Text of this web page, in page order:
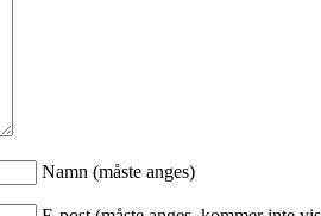
Namn (måste anges)